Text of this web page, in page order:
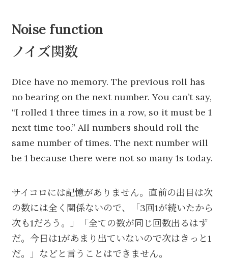
Noise function
ノイズ関数
Dice have no memory. The previous roll has
no bearing on the next number. You can’t say,
“I rolled 1 three times in a row, so it must be 1
next time too.” All numbers should roll the
same number of times. The next number will
be 1 because there were not so many 1s today.
サイコロには記憶がありません。直前の出目は次
の数には全く関係ないので、「3回1が続いたから
次も1だろう。」「全ての数が同じ回数出るはず
だ。今日は1があまり出ていないので次はきっと1
だ。」などと言うことはできません。